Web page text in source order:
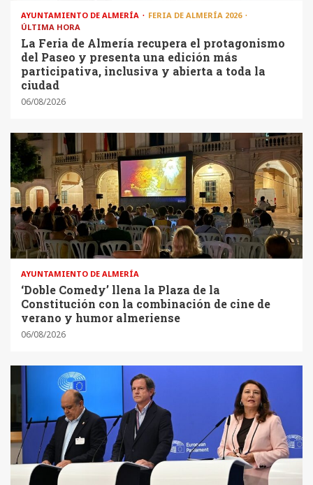
AYUNTAMIENTO DE ALMERÍA
FERIA DE ALMERÍA 2026
ÚLTIMA HORA
La Feria de Almería recupera el protagonismo
del Paseo y presenta una edición más
participativa, inclusiva y abierta a toda la
ciudad
06/08/2026
AYUNTAMIENTO DE ALMERÍA
‘Doble Comedy’ llena la Plaza de la
Constitución con la combinación de cine de
verano y humor almeriense
06/08/2026